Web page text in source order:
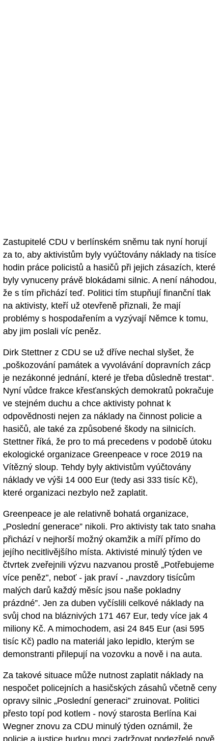
Zastupitelé CDU v berlínském sněmu tak nyní horují
za to, aby aktivistům byly vyúčtovány náklady na tisíce
hodin práce policistů a hasičů při jejich zásazích, které
byly vynuceny právě blokádami silnic. A není náhodou,
že s tím přichází teď. Politici tím stupňují finanční tlak
na aktivisty, kteří už otevřeně přiznali, že mají
problémy s hospodařením a vyzývají Němce k tomu,
aby jim poslali víc peněz.
Dirk Stettner z CDU se už dříve nechal slyšet, že
„poškozování památek a vyvolávání dopravních zácp
je nezákonné jednání, které je třeba důsledně trestat“.
Nyní vůdce frakce křesťanských demokratů pokračuje
ve stejném duchu a chce aktivisty pohnat k
odpovědnosti nejen za náklady na činnost policie a
hasičů, ale také za způsobené škody na silnicích.
Stettner říká, že pro to má precedens v podobě útoku
ekologické organizace Greenpeace v roce 2019 na
Vítězný sloup. Tehdy byly aktivistům vyúčtovány
náklady ve výši 14 000 Eur (tedy asi 333 tisíc Kč),
které organizaci nezbylo než zaplatit.
Greenpeace je ale relativně bohatá organizace,
„Poslední generace” nikoli. Pro aktivisty tak tato snaha
přichází v nejhorší možný okamžik a míří přímo do
jejího necitlivějšího místa. Aktivisté minulý týden ve
čtvrtek zveřejnili výzvu nazvanou prostě „Potřebujeme
více peněz”, neboť - jak praví - „navzdory tisícům
malých darů každý měsíc jsou naše pokladny
prázdné”. Jen za duben vyčíslili celkové náklady na
svůj chod na bláznivých 171 467 Eur, tedy více jak 4
miliony Kč. A mimochodem, asi 24 845 Eur (asi 595
tisíc Kč) padlo na materiál jako lepidlo, kterým se
demonstranti přilepují na vozovku a nově i na auta.
Za takové situace může nutnost zaplatit náklady na
nespočet policejních a hasičských zásahů včetně ceny
opravy silnic „Poslední generaci” zruinovat. Politici
přesto topí pod kotlem - nový starosta Berlína Kai
Wegner znovu za CDU minulý týden oznámil, že
policie a justice budou moci zadržovat podezřelé nově